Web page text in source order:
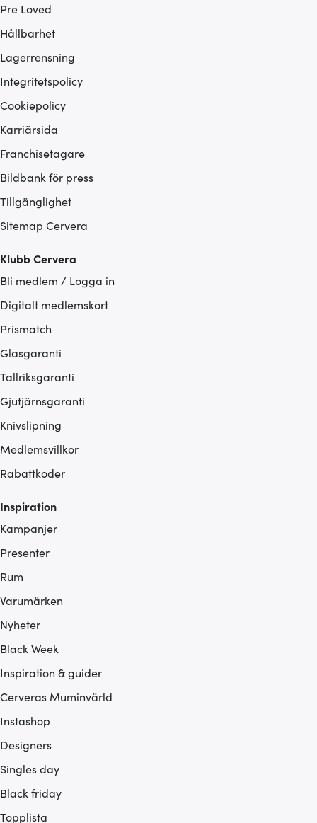
Pre Loved
Hållbarhet
Lagerrensning
Integritetspolicy
Cookiepolicy
Karriärsida
Franchisetagare
Bildbank för press
Tillgänglighet
Sitemap Cervera
Klubb Cervera
Bli medlem / Logga in
Digitalt medlemskort
Prismatch
Glasgaranti
Tallriksgaranti
Gjutjärnsgaranti
Knivslipning
Medlemsvillkor
Rabattkoder
Inspiration
Kampanjer
Presenter
Rum
Varumärken
Nyheter
Black Week
Inspiration & guider
Cerveras Muminvärld
Instashop
Designers
Singles day
Black friday
Topplista